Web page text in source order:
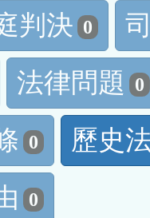
判決 0
法律問題 0
0 歷史
0